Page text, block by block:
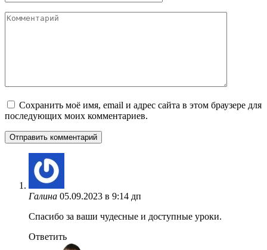
Комментарий
Сохранить моё имя, email и адрес сайта в этом браузере для
последующих моих комментариев.
Галина 05.09.2023 в 9:14 дп
Спасибо за ваши чудесные и доступные уроки.
Ответить